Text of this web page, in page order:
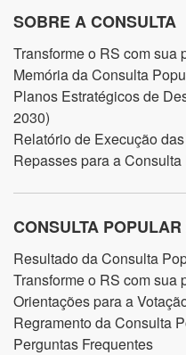
SOBRE A CONSULTA
Transforme o RS com sua
Memória da Consulta
Planos Estratégicos de
2030)
Relatório de Execução
Repasses para a
CONSULTA
Resultado da Consulta
Transforme o RS com sua
Orientações para a
Regramento da Consulta
Perguntas Frequentes